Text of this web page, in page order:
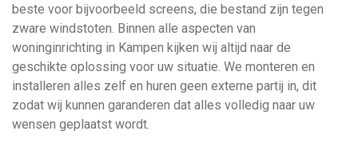
beste voor bijvoorbeeld screens, die bestand zijn tegen
zware windstoten. Binnen alle aspecten van
woninginrichting in Kampen kijken wij altijd naar de
geschikte oplossing voor uw situatie. We monteren en
installeren alles zelf en huren geen externe partij in, dit
zodat wij kunnen garanderen dat alles volledig naar uw
wensen geplaatst wordt.